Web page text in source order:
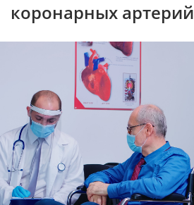
коронарных артерий